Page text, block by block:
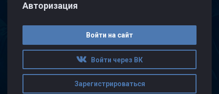
Авторизация
Войти на сайт
Войти через ВК
Зарегистрироваться